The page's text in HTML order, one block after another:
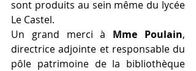
sont produits au sein même du lycée
Le Castel.
Un grand merci à Mme Poulain,
directrice adjointe et responsable du
pôle patrimoine de la bibliothèque